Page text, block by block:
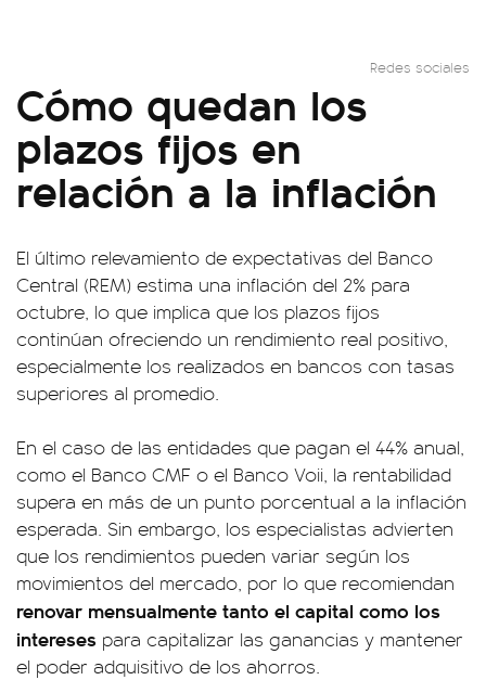
Redes sociales
Cómo quedan los
plazos fijos en
relación a la inflación
El último relevamiento de expectativas del Banco
Central (REM) estima una inflación del 2% para
octubre, lo que implica que los plazos fijos
continúan ofreciendo un rendimiento real positivo,
especialmente los realizados en bancos con tasas
superiores al promedio.
En el caso de las entidades que pagan el 44% anual,
como el Banco CMF o el Banco Voii, la rentabilidad
supera en más de un punto porcentual a la inflación
esperada. Sin embargo, los especialistas advierten
que los rendimientos pueden variar según los
movimientos del mercado, por lo que recomiendan
renovar mensualmente tanto el capital como los
intereses para capitalizar las ganancias y mantener
el poder adquisitivo de los ahorros.